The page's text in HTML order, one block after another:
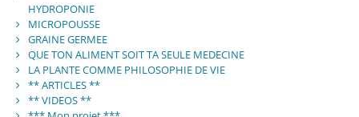
HYDROPONIE
MICROPOUSSE
GRAINE GERMEE
QUE TON ALIMENT SOIT TA SEULE MEDECINE
LA PLANTE COMME PHILOSOPHIE DE VIE
** ARTICLES **
** VIDEOS **